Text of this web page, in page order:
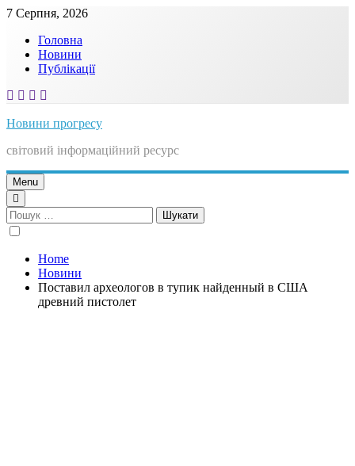
Skip
content
7 Серпня, 2026
Головна
Новини
Публікації
Новини прогресу
світовий інформаційний ресурс
Menu
Пошук:
Home
Новини
Поставил археологов в тупик найденный в США
древний пистолет